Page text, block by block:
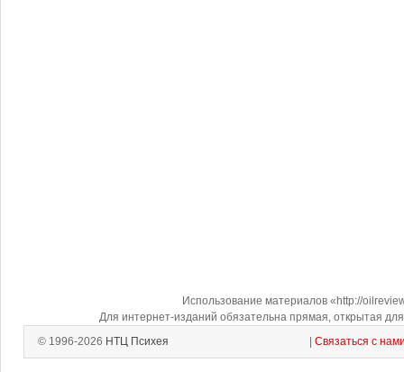
Использование материалов «http://
Для интернет-изданий обязательна прямая, открытая
© 1996-2026 НТЦ Психея Связаться с